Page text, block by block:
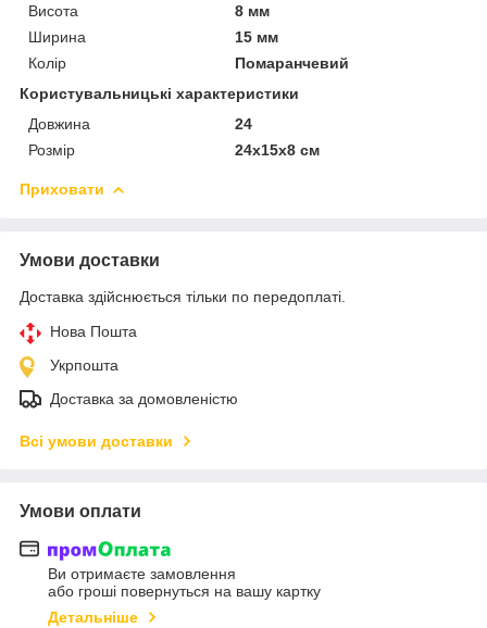
Висота
8 мм
Ширина
15 мм
Колір
Помаранчевий
Користувальницькі характеристики
Довжина
24
Розмір
24x15x8 см
Приховати
Умови доставки
Доставка здійснюється тільки по передоплаті.
Нова Пошта
Укрпошта
Доставка за домовленістю
Всі умови доставки
Умови оплати
Ви отримаєте замовлення
або гроші повернуться на вашу картку
Детальніше